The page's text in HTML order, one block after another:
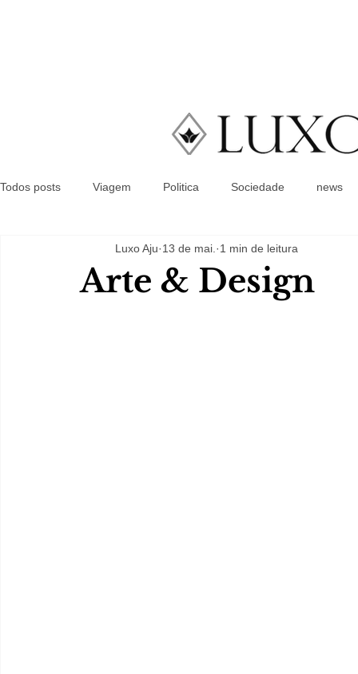
Todos posts Viagem Politica Sociedade news
Arte & Design
Luxo Aju 13 de mai. 1 min de leitura